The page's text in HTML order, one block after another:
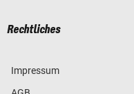
Rechtliches
Impressum